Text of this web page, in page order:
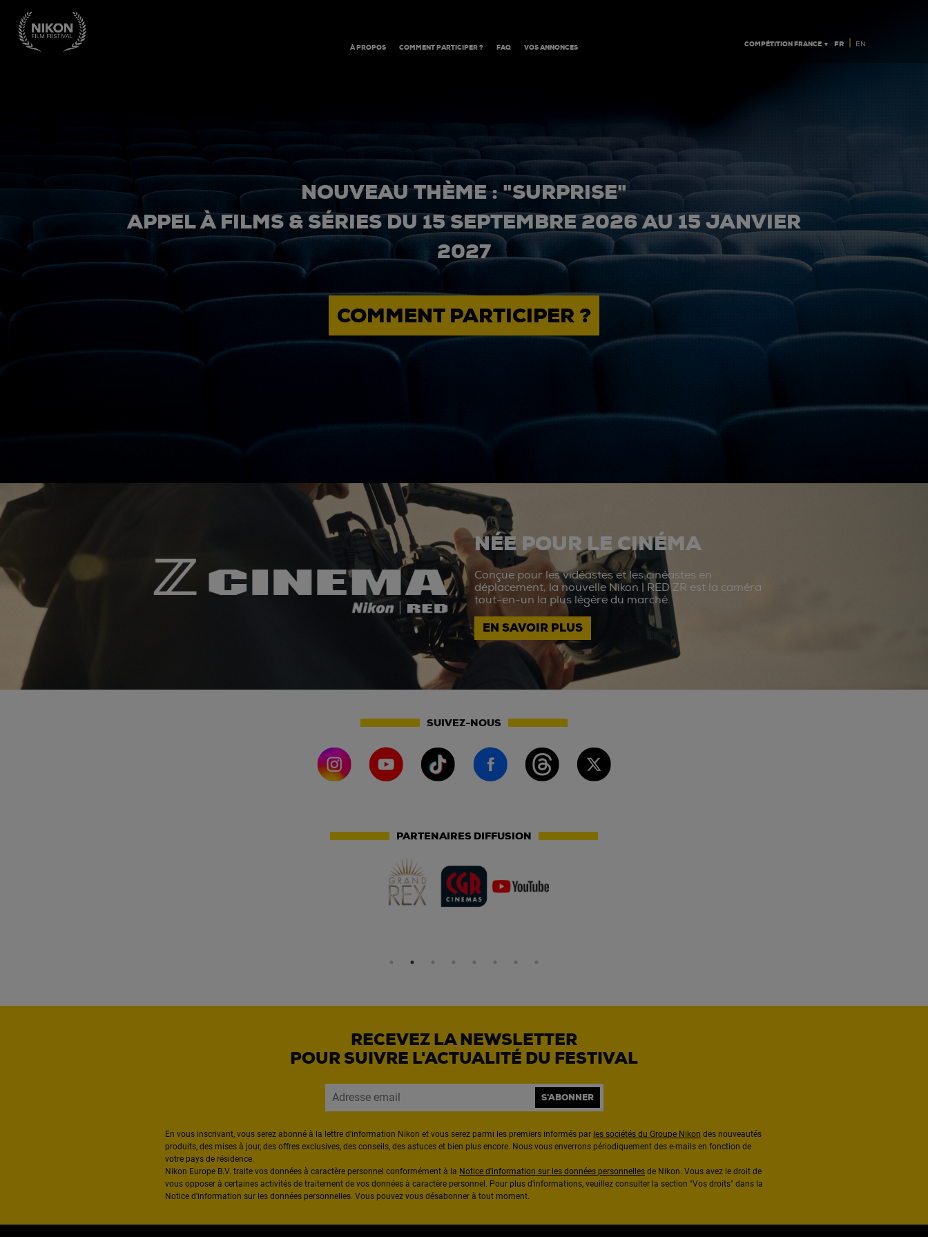
À PROPOS COMMENT PARTICIPER ? FAQ VOS ANNONCES COMPÉTITION FRANCE ▼ FR | EN
NOUVEAU THÈME : "SURPRISE"
APPEL À FILMS & SÉRIES DU 15 SEPTEMBRE 2026 AU 15 JANVIER
2027
COMMENT PARTICIPER ?
NÉE POUR LE CINÉMA
Conçue pour les vidéastes et les cinéastes en
déplacement, la nouvelle Nikon | RED ZR est la caméra
tout-en-un la plus légère du marché.
EN SAVOIR PLUS
SUIVEZ-NOUS
PARTENAIRES DIFFUSION
RECEVEZ LA NEWSLETTER
POUR SUIVRE L'ACTUALITÉ DU FESTIVAL
S'ABONNER
En vous inscrivant, vous serez abonné à la lettre d'information Nikon et vous serez parmi les premiers informés par les sociétés du Groupe Nikon des nouveautés
produits, des mises à jour, des offres exclusives, des conseils, des astuces et bien plus encore. Nous vous enverrons périodiquement des e-mails en fonction de
votre pays de résidence.
Nikon Europe B.V. traite vos données à caractère personnel conformément à la Notice d'information sur les données personnelles de Nikon. Vous avez le droit de
vous opposer à certaines activités de traitement de vos données à caractère personnel. Pour plus d'informations, veuillez consulter la section "Vos droits" dans la
Notice d'information sur les données personnelles. Vous pouvez vous désabonner à tout moment.